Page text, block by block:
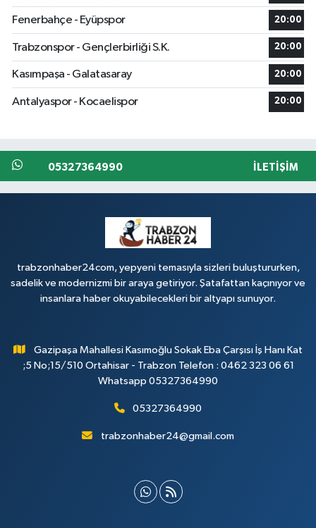
Fenerbahçe - Eyüpspor 20:00
Trabzonspor - Gençlerbirliği S.K. 20:00
Kasımpaşa - Galatasaray 20:00
Antalyaspor - Kocaelispor 20:00
05327364990 İLETIŞIM
trabzonhaber24com, yepyeni temasıyla sizleri buluştururken,
sadelik ve modernizmi bir araya getiriyor. Şatafattan kaçınıyor ve
insanlara haber okuyabilecekleri bir altyapı sunuyor.
Gazipaşa Mahallesi Kasımoğlu Sokak Eba Çarşısı İş Hanı Kat
;5 No;15/510 Ortahisar - Trabzon Telefon : 0462 323 06 61
Whatsapp 05327364990
05327364990
trabzonhaber24@gmail.com